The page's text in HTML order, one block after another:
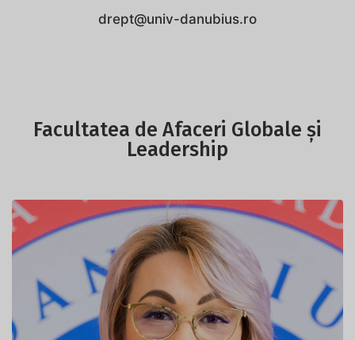
drept@univ-danubius.ro
Facultatea de Afaceri Globale și
Leadership